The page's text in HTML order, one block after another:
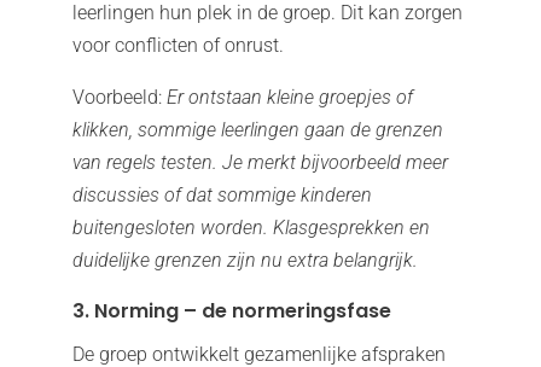
leerlingen hun plek in de groep. Dit kan zorgen
voor conflicten of onrust.
Voorbeeld:Er ontstaan kleine groepjes of
klikken, sommige leerlingen gaan de grenzen
van regels testen. Je merkt bijvoorbeeld meer
discussies of dat sommige kinderen
buitengesloten worden. Klasgesprekken en
duidelijke grenzen zijn nu extra belangrijk.
3. Norming – de normeringsfase
De groep ontwikkelt gezamenlijke afspraken